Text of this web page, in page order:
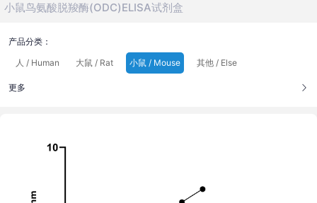
小鼠鸟氨酸脱羧酶(ODC)ELISA试剂盒
产品分类：
人 / Human
大鼠 / Rat 小鼠 / Mouse 其他 / Else
更多